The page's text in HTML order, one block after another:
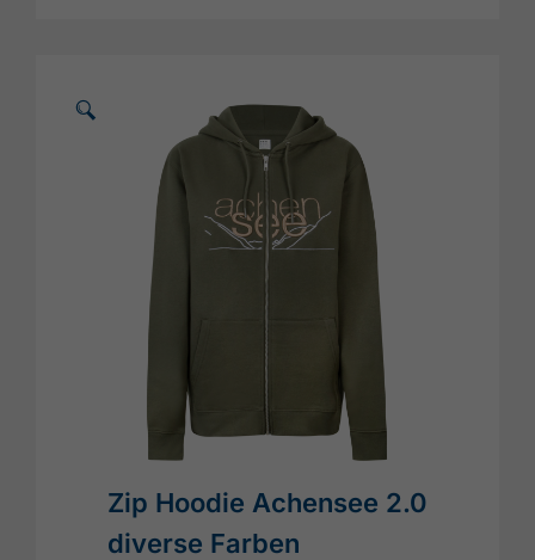
🗵
Zip Hoodie Achensee 2.0
diverse Farben